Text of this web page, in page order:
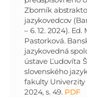
Zborník
jazykovedcov
– 6. 12. 2024).
Pastorková.
jazykovedná
ústave Ľudovíta
slovenského
fakulty Univerzity
2024, s. 49. PDF